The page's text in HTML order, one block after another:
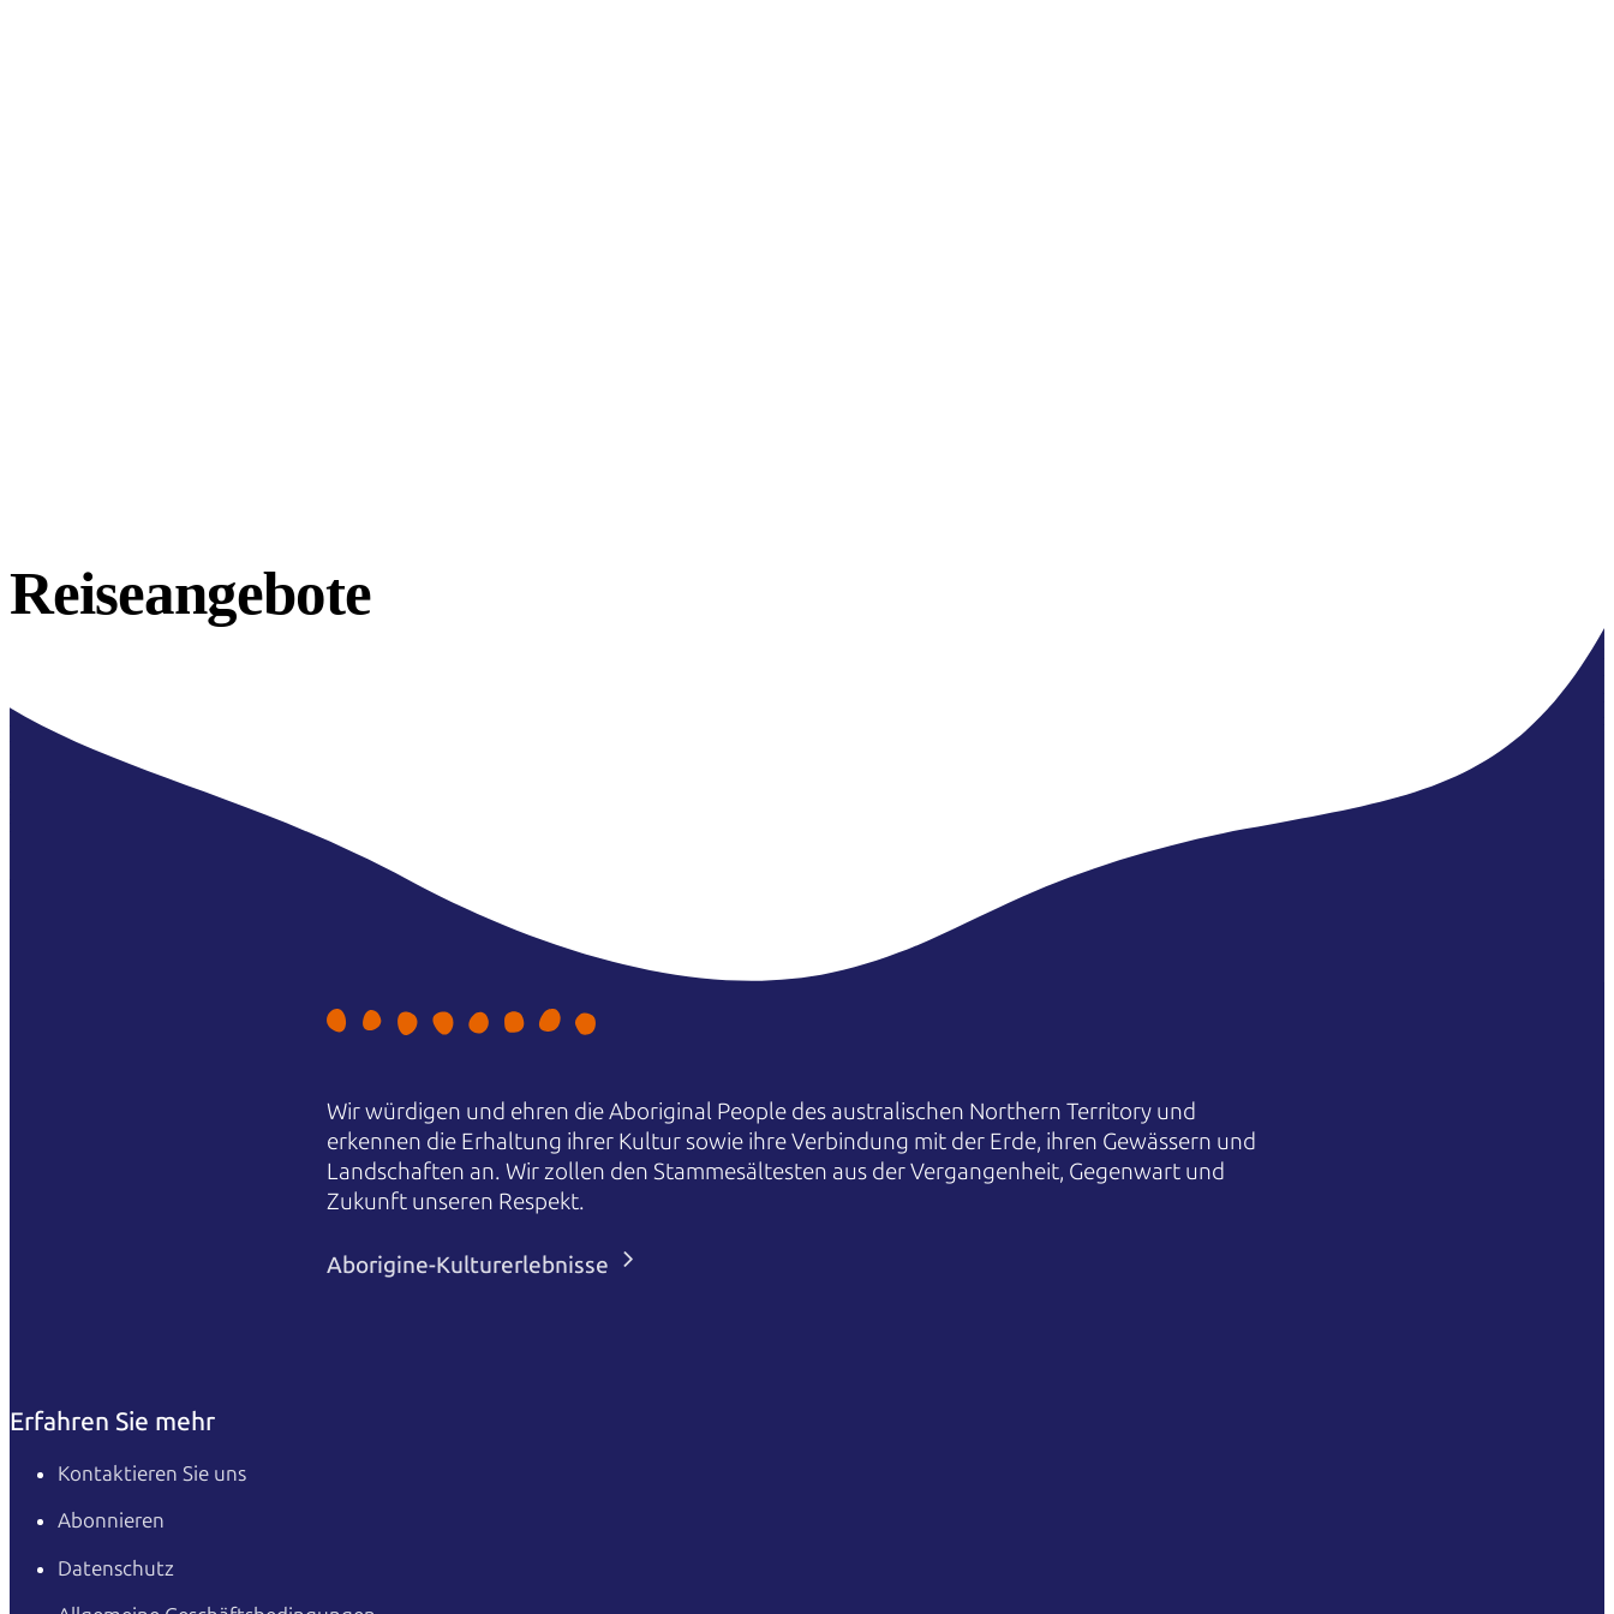
Reiseangebote
Wir würdigen und ehren die Aboriginal People des australischen Northern Territory und
erkennen die Erhaltung ihrer Kultur sowie ihre Verbindung mit der Erde, ihren Gewässern und
Landschaften an. Wir zollen den Stammesältesten aus der Vergangenheit, Gegenwart und
Zukunft unseren Respekt.
Aborigine-Kulturerlebnisse
Erfahren Sie mehr
Kontaktieren Sie uns
Abonnieren
Datenschutz